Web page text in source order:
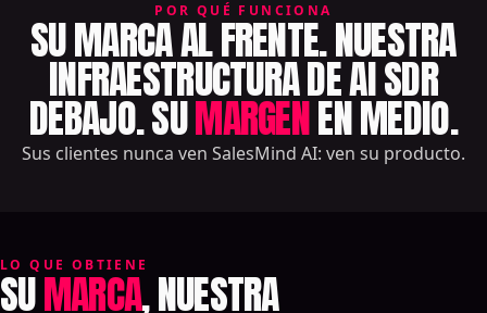
POR QUÉ FUNCIONA
SU MARCA AL FRENTE. NUESTRA
INFRAESTRUCTURA DE AI SDR
DEBAJO. SUMARGENEN MEDIO.
Sus clientes nunca ven SalesMind AI: ven su producto.
LO QUE OBTIENE
SUMARCA, NUESTRA